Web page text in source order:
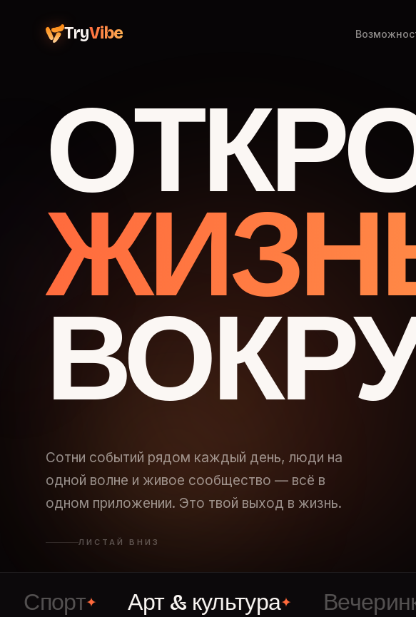
TryVibe
Сотни событий рядом каждый день, люди на
одной волне и живое сообщество — всё в
одном приложении. Это твой выход в жизнь.
ЛИСТАЙ ВНИЗ
✦ Арт & культура✦ Вечеринки✦